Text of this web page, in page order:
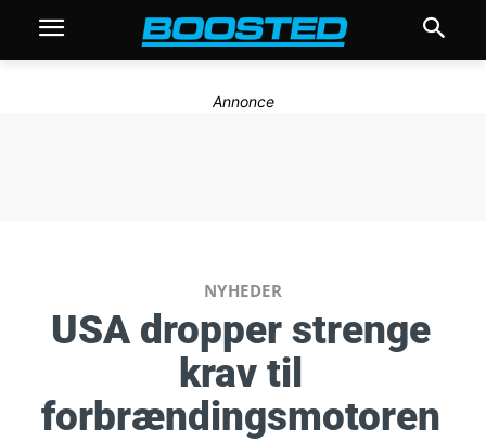
Annonce
NYHEDER
USA dropper strenge
krav til
forbrændingsmotoren